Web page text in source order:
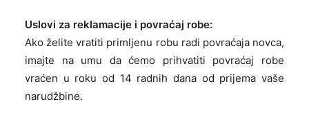
Uslovi za reklamacije i povraćaj robe:
Ako želite vratiti primljenu robu radi povraćaja novca,
imajte na umu da ćemo prihvatiti povraćaj robe
vraćen u roku od 14 radnih dana od prijema vaše
narudžbine.